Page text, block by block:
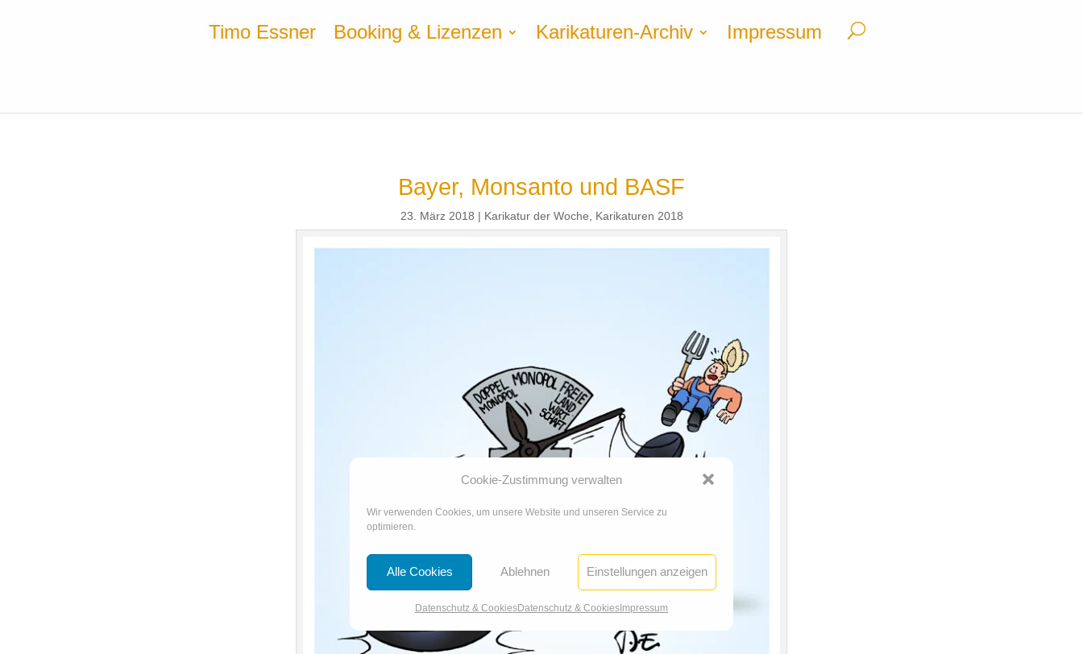
Cookie-Zustimmung verwalten
Wir verwenden Cookies, um unsere Website und unseren Service zu
optimieren.
Alle Cookies Ablehnen Einstellungen anzeigen
Datenschutz & CookiesDatenschutz & CookiesImpressum
Timo Essner Booking & Lizenzen Karikaturen-Archiv Impressum
Bayer, Monsanto und BASF
23. März 2018 Karikatur der Woche, Karikaturen 2018